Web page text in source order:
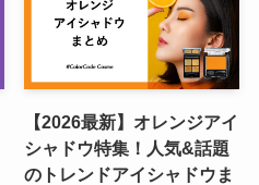
【2026最新】オレンジアイ
シャドウ特集！人気&話題
のトレンドアイシャドウま